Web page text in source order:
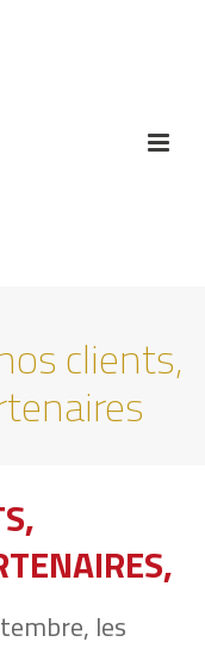
clients,
les